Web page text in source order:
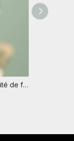
Tube de brillant à lèvres de qualité de forme carrée esthétique de marque privée en gros